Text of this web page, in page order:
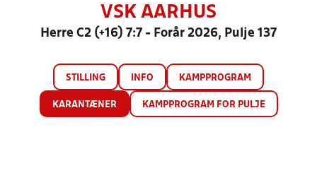
VSK AARHUS
Herre C2 (+16) 7:7 - Forår 2026, Pulje 137
STILLING INFO KAMPPROGRAM
KARANTÆNER KAMPPROGRAM FOR PULJE